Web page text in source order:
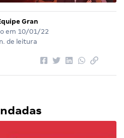
Gran
em 10/01/22
de leitura